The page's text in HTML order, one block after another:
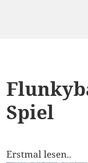
Spiel
Erstmal lesen..